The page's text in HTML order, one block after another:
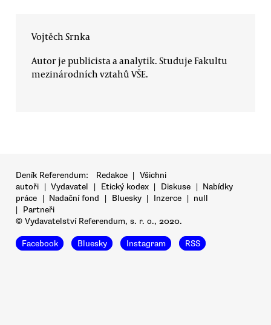
Vojtěch Srnka
Autor je publicista a analytik. Studuje Fakultu
mezinárodních vztahů VŠE.
Deník Referendum: Redakce | Všichni
autoři | Vydavatel | Etický kodex | Diskuse | Nabídky
práce | Nadační fond | Bluesky | Inzerce | null
|
Partneři
© Vydavatelství Referendum, s. r. o., 2020.
Facebook Bluesky Instagram RSS